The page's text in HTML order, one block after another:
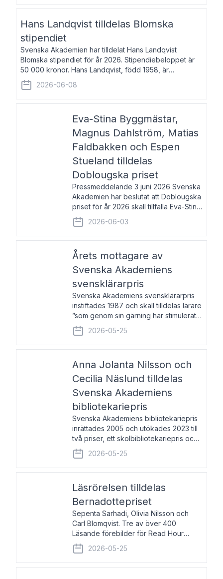
Hans Landqvist tilldelas Blomska
stipendiet
Svenska Akademien har tilldelat Hans Landqvist
Blomska stipendiet för år 2026. Stipendiebeloppet är
50 000 kronor. Hans Landqvist, född 1958, är
professor i svenska vid Göteborgs universitet. Han
disputerade år 2000 på avhandlingen Författn
2026-06-08
Eva-Stina Byggmästar,
Magnus Dahlström, Matias
Faldbakken och Espen
Stueland tilldelas
Doblougska priset
Pressmeddelande 3 juni 2026 Svenska
Akademien har beslutat att Doblougska
priset för år 2026 skall tillfalla Eva-Stina
Byggmästar, Magnus Dahlström, Matias
Faldbakken samt Espen Stueland.
Prisbeloppet är 200 000 svenska
2026-06-03
Årets mottagare av
Svenska Akademiens
svensklärarpris
Svenska Akademiens svensklärarpris
instiftades 1987 och skall tilldelas lärare
”som genom sin gärning har stimulerat
intresset hos unga människor för
svenska språket och litteraturen”.
Prisutdelning och samtal med
2026-05-25
Anna Jolanta Nilsson och
Cecilia Näslund tilldelas
Svenska Akademiens
bibliotekariepris
Svenska Akademiens bibliotekariepris
inrättades 2005 och utökades 2023 till
två priser, ett skolbibliotekariepris och
ett folkbibliotekariepris. Priserna skall
tilldelas bibliotekarier vid svenska folk-
och skolbibliotek som gjort värdefull
2026-05-25
Läsrörelsen tilldelas
Bernadottepriset
Sepenta Sarhadi, Olivia Nilsson och
Carl Blomqvist. Tre av över 400
Läsande förebilder för Read Hour
Sverige. Foto: Michael Wall. Den ideella
föreningen Läsrörelsen tilldelas
Bernadottepriset 2026 för att den
2026-05-25